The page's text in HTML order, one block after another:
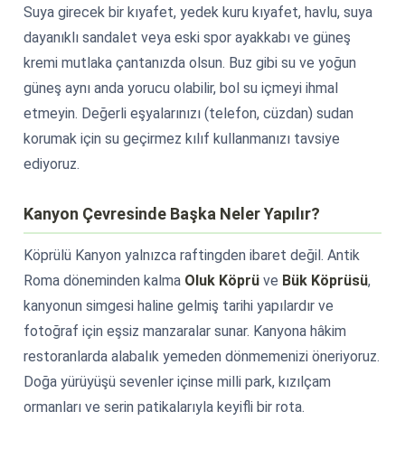
Suya girecek bir kıyafet, yedek kuru kıyafet, havlu, suya
dayanıklı sandalet veya eski spor ayakkabı ve güneş
kremi mutlaka çantanızda olsun. Buz gibi su ve yoğun
güneş aynı anda yorucu olabilir, bol su içmeyi ihmal
etmeyin. Değerli eşyalarınızı (telefon, cüzdan) sudan
korumak için su geçirmez kılıf kullanmanızı tavsiye
ediyoruz.
Kanyon Çevresinde Başka Neler Yapılır?
Köprülü Kanyon yalnızca raftingden ibaret değil. Antik
Roma döneminden kalma Oluk Köprü ve Bük Köprüsü,
kanyonun simgesi haline gelmiş tarihi yapılardır ve
fotoğraf için eşsiz manzaralar sunar. Kanyona hâkim
restoranlarda alabalık yemeden dönmemenizi öneriyoruz.
Doğa yürüyüşü sevenler içinse milli park, kızılçam
ormanları ve serin patikalarıyla keyifli bir rota.